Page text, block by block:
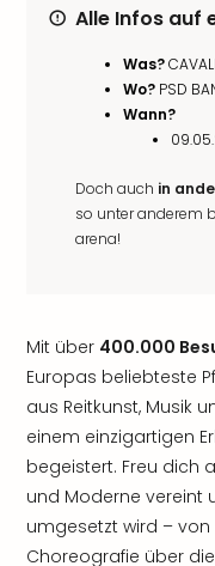
Alle Infos auf
Was?
Wo? PSD
Wann?
Doch auch in
so unter anderem
arena!
Mit über 400.000
Europas beliebteste
aus Reitkunst, Musik
einem einzigartigen
begeistert. Freu dich
und Moderne vereint
umgesetzt wird –
Choreografie über die